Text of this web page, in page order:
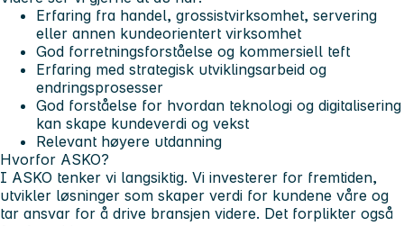
Erfaring fra handel, grossistvirksomhet, servering
eller annen kundeorientert virksomhet
God forretningsforståelse og kommersiell teft
Erfaring med strategisk utviklingsarbeid og
endringsprosesser
God forståelse for hvordan teknologi og digitalisering
kan skape kundeverdi og vekst
Relevant høyere utdanning
Hvorfor ASKO?
I ASKO tenker vi langsiktig. Vi investerer for fremtiden,
utvikler løsninger som skaper verdi for kundene våre og
tar ansvar for å drive bransjen videre. Det forplikter også